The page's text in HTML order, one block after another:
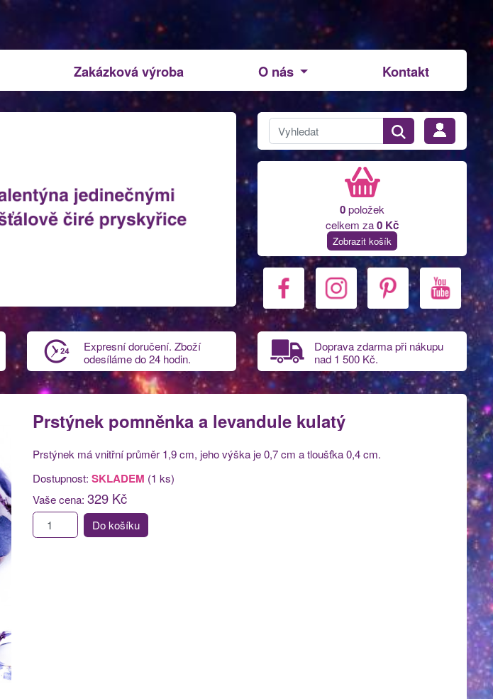
Zakázková výroba O nás Kontakt
0položek
celkem za0 Kč
Zobrazit košík
Expresní doručení. Zboží
odesíláme do 24 hodin.
Doprava zdarma při nákupu
nad 1 500 Kč.
Prstýnek pomněnka a levandule kulatý
Prstýnek má vnitřní průměr 1,9 cm, jeho výška je 0,7 cm a tloušťka 0,4 cm.
Dostupnost: SKLADEM (1 ks)
Vaše cena: 329 Kč
Do košíku